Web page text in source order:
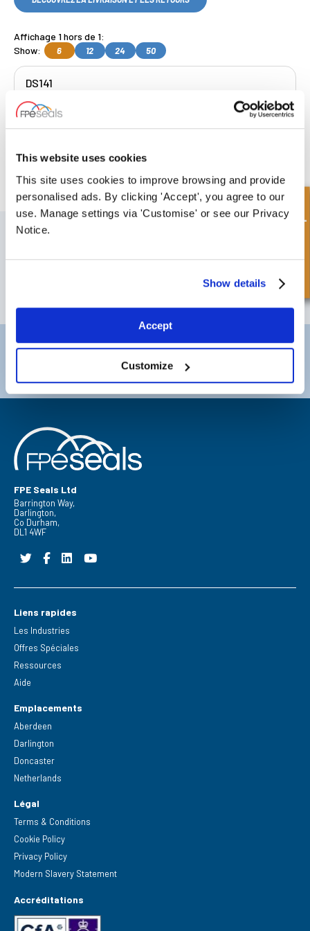
This website uses cookies
This site uses cookies to improve browsing and provide
personalised ads. By clicking 'Accept', you agree to our
use. Manage settings via 'Customise' or see our Privacy
Notice.
Show details
Accept
Customize
Affichage 1 hors de 1:
Show:
6 12 24 50
DS141
Get a Quote
Collecte gratuite
disponible, OU
choisissez livraison le lendemain.
S'INSCRIRE À NOTRE BULLETIN
Darlington
+44 (0) 1325 282732
Doncaster
FPE Seals Ltd
Barrington Way,
Darlington,
Co Durham,
DL1 4WF
Liens rapides
Les Industries
Offres Spéciales
Ressources
Aide
Emplacements
Aberdeen
Darlington
Doncaster
Netherlands
Légal
Terms & Conditions
Cookie Policy
Privacy Policy
Modern Slavery Statement
Accréditations
Demande rapide